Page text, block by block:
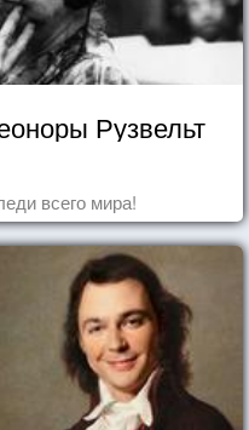
Рузвельт
всего мира!